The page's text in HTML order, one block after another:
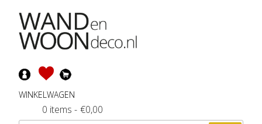
inhoud
WINKELWAGEN
- €0,00
0 items
Zoeken